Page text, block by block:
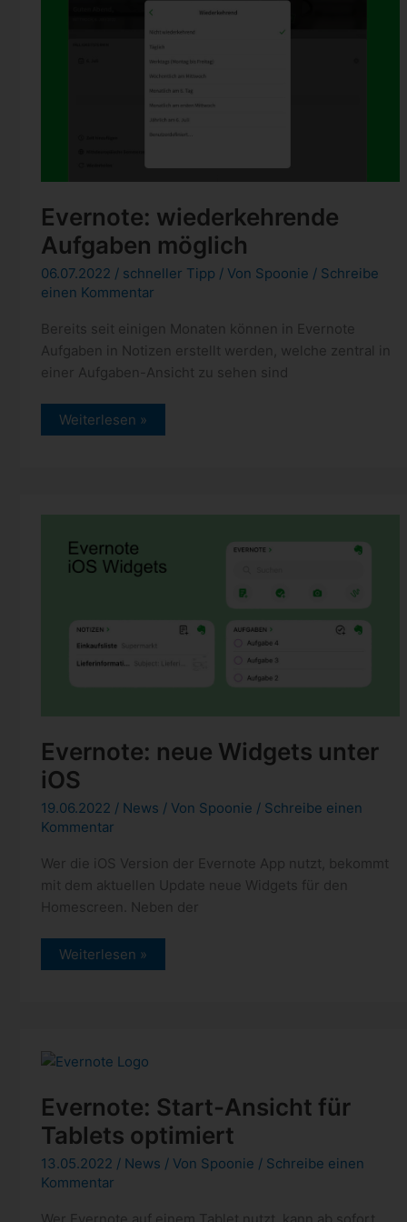
Evernote: wiederkehrende
Aufgaben möglich
06.07.2022 / schneller Tipp / Von Spoonie / Schreibe
einen Kommentar
Bereits seit einigen Monaten können in Evernote
Aufgaben in Notizen erstellt werden, welche zentral in
einer Aufgaben-Ansicht zu sehen sind
Evernote:
wiederkehrende
Weiterlesen »
Evernote: neue Widgets unter
iOS
19.06.2022 / News / Von Spoonie / Schreibe einen
Kommentar
Wer die iOS Version der Evernote App nutzt, bekommt
mit dem aktuellen Update neue Widgets für den
Homescreen. Neben der
Evernote:
neue
Weiterlesen »
Evernote: Start-Ansicht für
Tablets optimiert
13.05.2022 / News / Von Spoonie / Schreibe einen
Kommentar